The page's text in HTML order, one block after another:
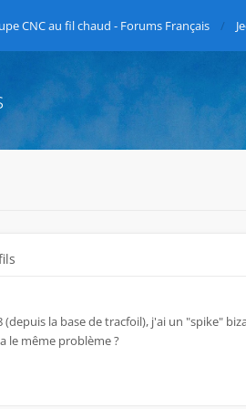
CNC au fil chaud - Forums Français
la base de tracfoil), j'ai un "spike"
le même problème ?